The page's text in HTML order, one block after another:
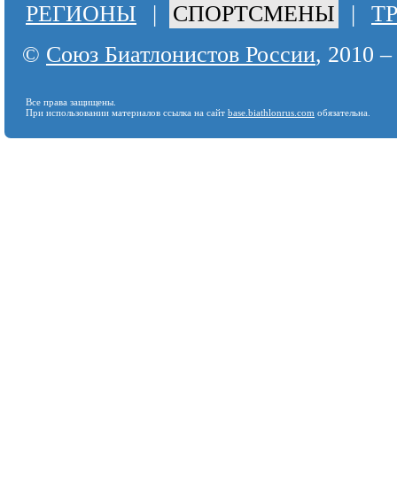
РЕГИОНЫ | СПОРТСМЕНЫ |
© Союз Биатлонистов России, 2010
Все права защищены.
При использовании материалов ссылка на сайт base.biathlonrus.com обязательна.